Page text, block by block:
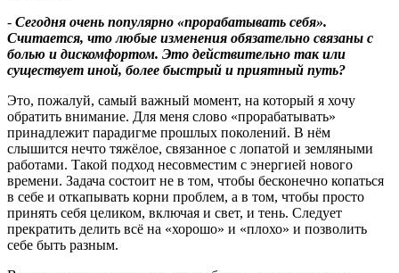
- Сегодня очень популярно «прорабатывать себя».
Считается, что любые изменения обязательно связаны с
болью и дискомфортом. Это действительно так или
существует иной, более быстрый и приятный путь?
Это, пожалуй, самый важный момент, на который я хочу
обратить внимание. Для меня слово «прорабатывать»
принадлежит парадигме прошлых поколений. В нём
слышится нечто тяжёлое, связанное с лопатой и земляными
работами. Такой подход несовместим с энергией нового
времени. Задача состоит не в том, чтобы бесконечно копаться
в себе и откапывать корни проблем, а в том, чтобы просто
принять себя целиком, включая и свет, и тень. Следует
прекратить делить всё на «хорошо» и «плохо» и позволить
себе быть разным.